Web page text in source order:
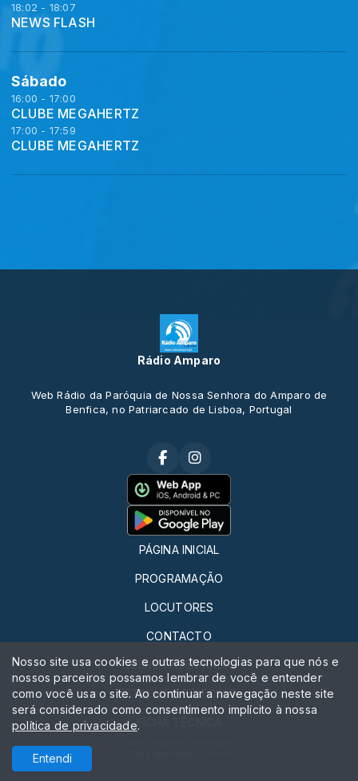
18:02 - 18:07
NEWS FLASH
Sábado
16:00 - 17:00
CLUBE MEGAHERTZ
17:00 - 17:59
CLUBE MEGAHERTZ
Rádio Amparo
Web Rádio da Paróquia de Nossa Senhora do Amparo de
Benfica, no Patriarcado de Lisboa, Portugal
PÁGINA INICIAL
PROGRAMAÇÃO
LOCUTORES
CONTACTO
QUERO FAZER RÁDIO
ESTATUTO EDITORIAL
FICHA TÉCNICA
Nosso site usa cookies e outras tecnologias para que nós e
nossos parceiros possamos lembrar de você e entender
como você usa o site. Ao continuar a navegação neste site
será considerado como consentimento implícito à nossa
política de privacidade.
Entendi